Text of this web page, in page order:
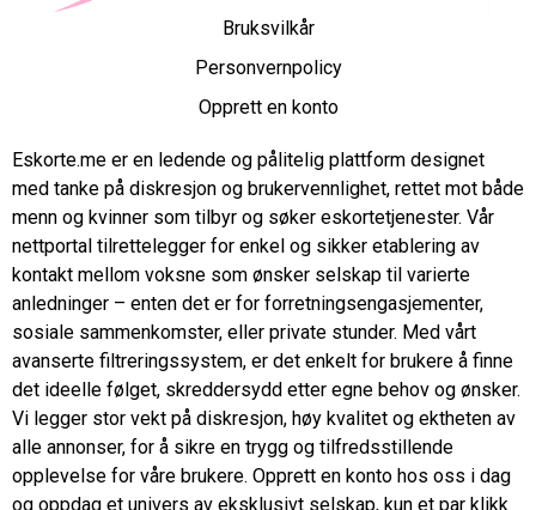
Bruksvilkår
Personvernpolicy
Opprett en konto
Eskorte.me er en ledende og pålitelig plattform designet
med tanke på diskresjon og brukervennlighet, rettet mot både
menn og kvinner som tilbyr og søker eskortetjenester. Vår
nettportal tilrettelegger for enkel og sikker etablering av
kontakt mellom voksne som ønsker selskap til varierte
anledninger – enten det er for forretningsengasjementer,
sosiale sammenkomster, eller private stunder. Med vårt
avanserte filtreringssystem, er det enkelt for brukere å finne
det ideelle følget, skreddersydd etter egne behov og ønsker.
Vi legger stor vekt på diskresjon, høy kvalitet og ektheten av
alle annonser, for å sikre en trygg og tilfredsstillende
opplevelse for våre brukere. Opprett en konto hos oss i dag
og oppdag et univers av eksklusivt selskap, kun et par klikk